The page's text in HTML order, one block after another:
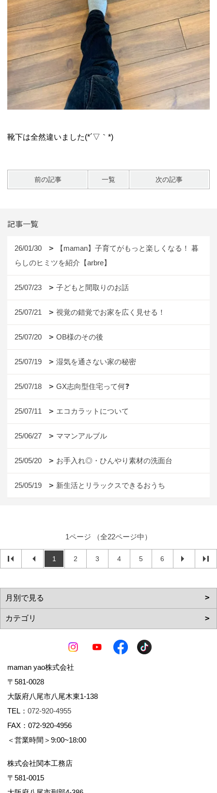
靴下は全然違いました(*´▽｀*)
前の記事 一覧 次の記事
記事一覧
26/01/30
【maman】子育てがもっと楽しくなる！ 暮
らしのヒミツを紹介【arbre】
25/07/23 子どもと間取りのお話
25/07/21 視覚の錯覚でお家を広く見せる！
25/07/20 OB様のその後
25/07/19 湿気を通さない家の秘密
25/07/18 GX志向型住宅って何❓
25/07/11 エコカラットについて
25/06/27 ママンアルブル
25/05/20 お手入れ◎・ひんやり素材の洗面台
25/05/19 新生活とリラックスできるおうち
1ページ （全22ページ中）
1 2 3 4 5 6
maman yao株式会社
〒581-0028
大阪府八尾市八尾木東1-138
TEL： 072-920-4955
FAX：072-920-4956
＜営業時間＞9:00~18:00
株式会社関本工務店
〒581-0015